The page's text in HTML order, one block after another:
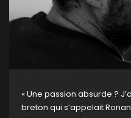
« Une passion absurde ?
breton qui s’appelait